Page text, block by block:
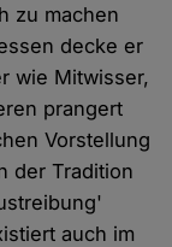
zu machen
decke er
wie Mitwisser,
prangert
Vorstellung
der Tradition
auch im